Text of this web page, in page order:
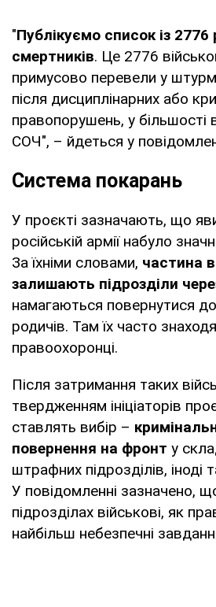
"Публікуємо список із 2776
смертників. Це 2776
примусово перевели у
після дисциплінарних або
правопорушень, у більшості
СОЧ", – йдеться у
Система покарань
У проєкті зазначають, що
російській армії набуло
За їхніми словами, частина
залишають підрозділи
намагаються повернутися
родичів. Там їх часто
правоохоронці.
Після затримання таких
твердженням ініціаторів
ставлять вибір –
повернення на фронт у
штрафних підрозділів, іноді
У повідомленні зазначено,
підрозділах військові, як
найбільш небезпечні